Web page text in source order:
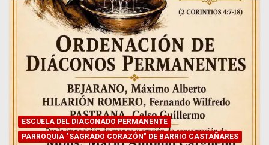
ESCUELA DEL DIACONADO PERMANENTE
PARROQUIA "SAGRADO CORAZÓN" DE BARRIO CASTAÑARES